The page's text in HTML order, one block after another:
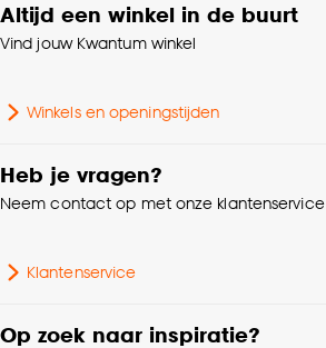
Altijd een winkel in de buurt
Vind jouw Kwantum winkel
Winkels en openingstijden
Heb je vragen?
Neem contact op met onze klantenservice
Klantenservice
Op zoek naar inspiratie?